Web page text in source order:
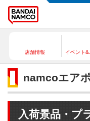
店舗情報 イベント&
namcoエア
入荷景品・プ